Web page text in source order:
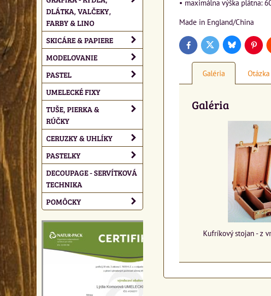
• maximálna výška plátna:
Made in England/China
FacebookTwitter Bluesky
Galéria
Galéria
Kufríkový stojan - z
DLÁTKA, VALČEKY,
FARBY & LINO
SKICÁRE & PAPIERE
MODELOVANIE
PASTEL
UMELECKÉ FIXY
TUŠE, PIERKA &
RÚČKY
CERUZKY & UHLÍKY
PASTELKY
DECOUPAGE - SERVÍTKOVÁ
TECHNIKA
POMÔCKY